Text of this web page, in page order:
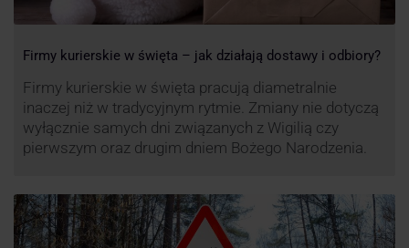
Firmy kurierskie w święta – jak działają dostawy i odbiory?
Firmy kurierskie w święta pracują diametralnie
inaczej niż w tradycyjnym rytmie. Zmiany nie dotyczą
wyłącznie samych dni związanych z Wigilią czy
pierwszym oraz drugim dniem Bożego Narodzenia.